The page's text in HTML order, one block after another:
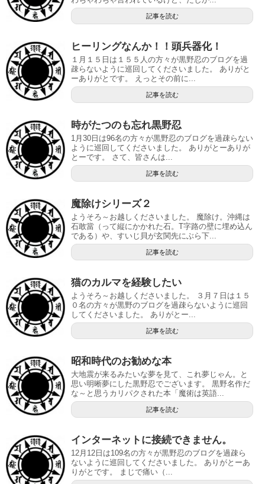
記事を読む
ヒーリングなんか！！頭兵器化！
１月１５日は１５５人の方々が黒野忍のブログを過
疎らないように巡回してくださいました。 ありがと
ーありがとです。 えっとその前に...
記事を読む
時がたつのも忘れ黒野忍
1月30日は96名の方々が黒野忍のブログを過疎らない
ように巡回してくださいました。 ありがとーありが
とーです。 さて、皆さんは...
記事を読む
魔除けシリーズ２
ようそろ～お越しくださいました。 魔除け。沖縄は
石敢當（って縦にかかれた石。T字路の壁に埋め込ん
である）や、すいじ貝が玄関先にぶら下...
記事を読む
猫のカルマを経験したい
ようそろ～お越しくださいました。 ３月７日は１５
０名の方々が黒野のブログを過疎らないように巡回
してくださいました。 ありがとー...
記事を読む
昭和時代のお勧めな本
大地震が来るみたいな夢を見て、これ夢じゃん。と
思い明晰夢にした黒野忍でございます。 黒野名作だ
な～と思うカリパクされた本「魔術は英語...
記事を読む
インターネットに接続できません。
12月12日は109名の方々が黒野忍のブログを過疎ら
ないように巡回してくださいました。 ありがとーあ
りがとです。 まじで痛い（...